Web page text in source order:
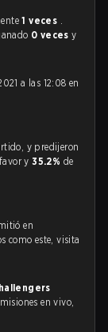
1 veces .
0 vecesy
a las 12:08 en
y predijeron
y35.2% de
en
como este, visita
en vivo,